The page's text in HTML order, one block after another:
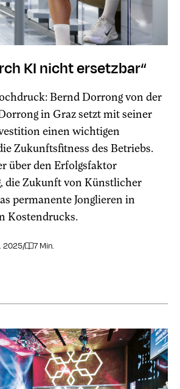
KI nicht ersetzbar“
Bernd Dorrong von der
in Graz setzt mit seiner
einen wichtigen
Zukunftsfitness des Betriebs.
über den Erfolgsfaktor
die Zukunft von Künstlicher
permanente Jonglieren in
Kostendrucks.
2025/ 7 Min.